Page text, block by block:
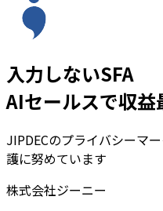
入力しないSFA
AIセールスで収益
JIPDECのプライバシーマ
護に努めています
株式会社ジーニー